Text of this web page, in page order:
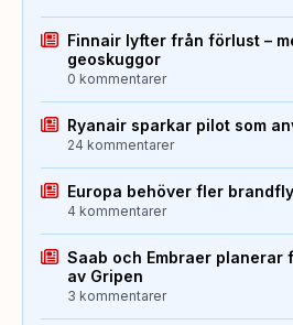
Finnair lyfter från förlust –
geoskuggor
0 kommentarer
Ryanair sparkar pilot som
24 kommentarer
Europa behöver fler
4 kommentarer
Saab och Embraer planerar
av Gripen
3 kommentarer